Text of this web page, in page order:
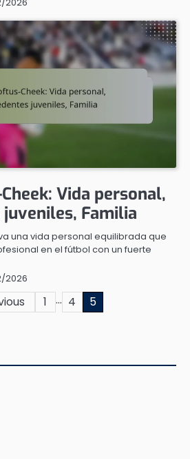
2026
Vida personal,
Familia
una vida personal equilibrada que
en el fútbol con un fuerte
2026
1 … 4 5